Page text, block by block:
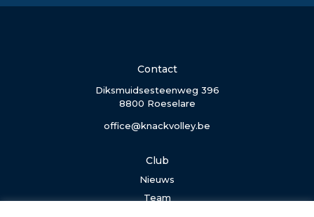
Contact
Diksmuidsesteenweg 396
8800 Roeselare
office@knackvolley.be
Club
Nieuws
Team